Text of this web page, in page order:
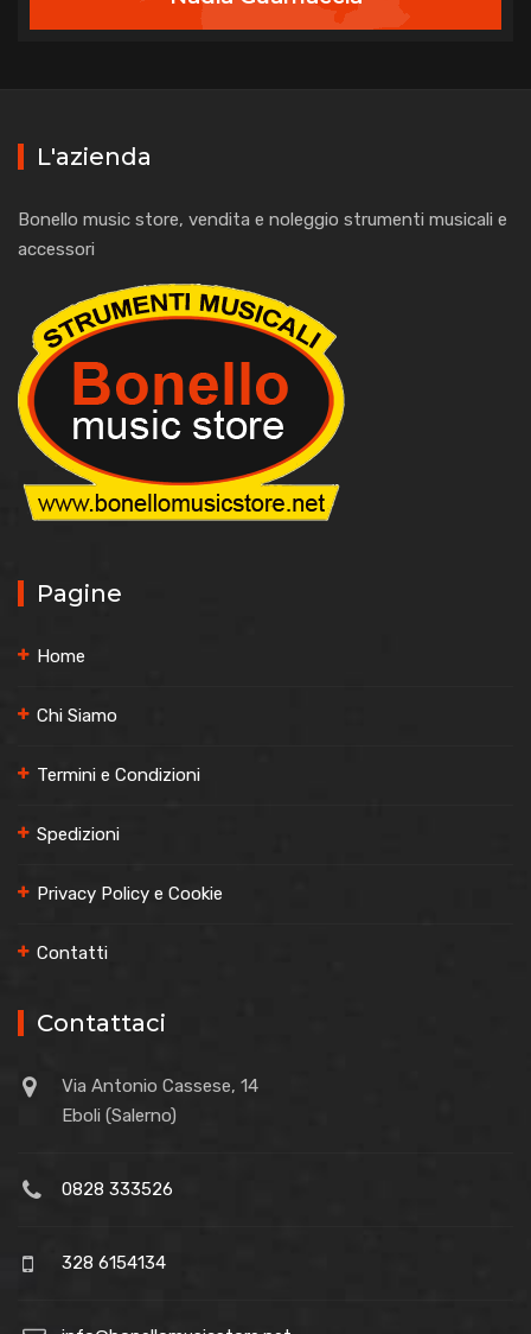
L'azienda
Bonello music store, vendita e noleggio strumenti musicali e
accessori
Pagine
Home
Chi Siamo
Termini e Condizioni
Spedizioni
Privacy Policy e Cookie
Contatti
Contattaci
Via Antonio Cassese, 14
Eboli (Salerno)
0828 333526
328 6154134